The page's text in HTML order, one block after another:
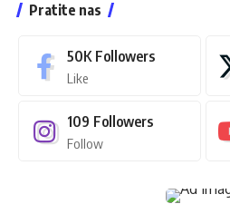
Pratite nas
50K Followers
Like
109 Followers
Follow